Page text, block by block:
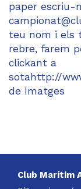
paper escriu-
teu nom i els
rebre, farem
clickant a
sotahttp://
de Imatges
Club Marítim